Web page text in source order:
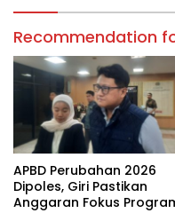
Recommendation
APBD Perubahan 2026
Dipoles, Giri Pastikan
Anggaran Fokus